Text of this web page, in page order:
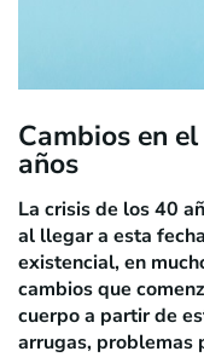
Cambios en
años
La crisis de los 40
al llegar a esta
existencial, en
cambios que
cuerpo a partir de
arrugas, problemas